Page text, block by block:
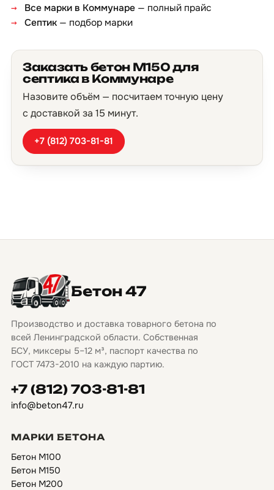
Все марки в Коммунаре — полный прайс
Септик — подбор марки
Заказать бетон М150 для
септика в Коммунаре
Назовите объём — посчитаем точную цену
с доставкой за 15 минут.
+7 (812) 703-81-81
Бетон 47
Производство и доставка товарного бетона по
всей Ленинградской области. Собственная
БСУ, миксеры 5–12 м³, паспорт качества по
ГОСТ 7473-2010 на каждую партию.
+7 (812) 703-81-81
info@beton47.ru
МАРКИ БЕТОНА
Бетон М100
Бетон М150
Бетон М200